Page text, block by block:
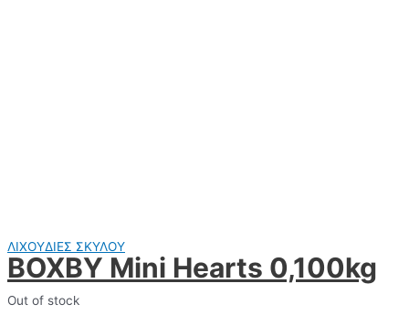
ΛΙΧΟΥΔΙΕΣ ΣΚΥΛΟΥ
BOXBY Mini Hearts 0,100kg
Out of stock